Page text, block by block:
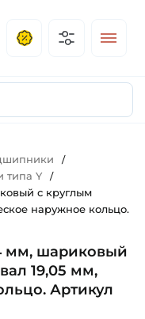
/
типа Y /
с круглым
наружное кольцо.
мм, шариковый
19,05 мм,
Артикул